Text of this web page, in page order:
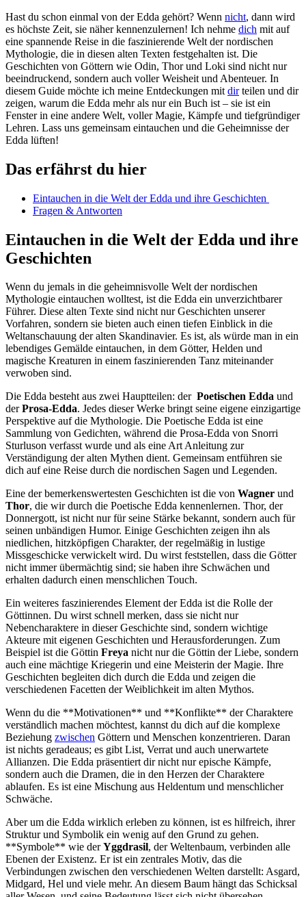
Hast​ du‌ schon einmal von der Edda gehört? Wenn​ nicht,⁣ dann wird
es​ höchste ⁢Zeit, sie näher kennenzulernen! Ich nehme dich ⁢ mit auf
eine spannende​ Reise in die faszinierende Welt​ der ⁢nordischen
Mythologie, die in diesen alten Texten festgehalten ist. Die
Geschichten von Göttern​ wie Odin, Thor ⁣und Loki sind nicht​ nur⁤
beeindruckend, sondern auch ⁣voller Weisheit und‍ Abenteuer. In
⁣diesem Guide möchte ich ⁣meine Entdeckungen⁤ mit dirteilen und dir
zeigen, warum die ⁣Edda mehr als nur ein Buch ist – ⁤sie ist ein
Fenster in‍ eine andere‍ Welt,​ voller ⁣Magie, Kämpfe⁣ und⁣ tiefgründiger⁤
Lehren. Lass uns gemeinsam eintauchen und die⁢ Geheimnisse der
Edda lüften!
Das erfährst du hier
Eintauchen in die‌ Welt der Edda ​und ⁢ihre Geschichten ​
Fragen & Antworten
Eintauchen​ in​ die Welt der Edda und ihre
Geschichten
Wenn du ​jemals in die geheimnisvolle ⁣Welt der nordischen
Mythologie eintauchen⁣ wolltest, ist die Edda ein unverzichtbarer
Führer. Diese alten ​Texte sind‌ nicht nur Geschichten unserer
Vorfahren, sondern sie bieten auch einen tiefen Einblick in die
Weltanschauung⁢ der alten Skandinavier. Es ‍ist, als würde man‍ in ⁢ein⁣
lebendiges Gemälde‌ eintauchen, in dem Götter,​ Helden und
magische ⁣Kreaturen in einem faszinierenden Tanz⁢ miteinander
verwoben sind.
Die Edda besteht aus zwei Hauptteilen: der ​ Poetischen⁤ Edda und‌
der⁣Prosa-Edda. Jedes dieser⁢ Werke bringt seine ‌eigene⁤ einzigartige
Perspektive auf‌ die​ Mythologie. ⁤Die Poetische​ Edda ist eine
‍Sammlung von ‌Gedichten, während‌ die Prosa-Edda von Snorri
Sturluson⁢ verfasst wurde und als eine Art ‍Anleitung ⁣zur
Verständigung‌ der ⁢alten Mythen dient. Gemeinsam entführen​ sie
dich auf eine Reise durch die nordischen Sagen und Legenden.
Eine ​der bemerkenswertesten Geschichten ⁢ist die von Wagner und
Thor, ​die wir durch die Poetische Edda⁣ kennenlernen. Thor, der‌
Donnergott,‌ ist ⁢nicht nur für seine Stärke ⁣bekannt, sondern‍ auch für‌
seinen unbändigen Humor. Einige Geschichten‌ zeigen ihn als
niedlichen, hitzköpfigen ‍Charakter,‌ der regelmäßig in ⁤lustige
Missgeschicke verwickelt wird. Du wirst feststellen, dass‍ die Götter
nicht immer übermächtig sind; sie haben ihre Schwächen und
erhalten dadurch einen menschlichen ⁢Touch.
Ein weiteres faszinierendes Element⁢ der Edda ist die⁤ Rolle der
Göttinnen.⁣ Du wirst schnell merken, dass sie nicht nur
Nebencharaktere in dieser Geschichte sind, sondern wichtige
Akteure mit eigenen Geschichten und Herausforderungen. Zum
‍Beispiel⁤ ist‍ die ⁣Göttin Freya nicht ⁤nur die Göttin ⁤der Liebe, ⁤sondern‍
auch eine mächtige Kriegerin und eine Meisterin ⁣der Magie. Ihre
Geschichten⁤ begleiten⁣ dich durch die Edda ‌und zeigen die
verschiedenen‌ Facetten der Weiblichkeit im alten ‌Mythos.
Wenn du die **Motivationen** ⁢und ⁤**Konflikte** ‍der⁤ Charaktere
verständlich machen⁤ möchtest, kannst du ⁢dich auf die komplexe⁢
Beziehung zwischen Göttern und Menschen⁤ konzentrieren. Daran
ist nichts geradeaus; ‌es gibt List, Verrat ⁤und auch‍ unerwartete
Allianzen. Die Edda präsentiert​ dir nicht nur epische⁢ Kämpfe,
sondern‍ auch‍ die Dramen, die in⁢ den Herzen der Charaktere
ablaufen. Es ist eine ⁢Mischung‍ aus Heldentum und⁣ menschlicher
Schwäche.
Aber⁢ um die Edda wirklich erleben zu können, ⁤ist es‌ hilfreich, ihrer
⁣Struktur ‌und ⁢Symbolik ein⁣ wenig auf den ⁢Grund zu⁤ gehen.
⁢**Symbole** wie‌ derYggdrasil, der Weltenbaum, verbinden alle
‍Ebenen der ‌Existenz. Er ⁣ist ein zentrales Motiv, das⁤ die
Verbindungen zwischen den verschiedenen ‌Welten darstellt: Asgard,
Midgard,‍ Hel und⁤ viele mehr. An‌ diesem ⁤Baum hängt das Schicksal⁢